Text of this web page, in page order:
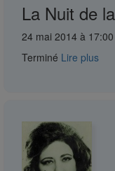
La Nuit de
24 mai 2014 à 17:00
Terminé Lire plus